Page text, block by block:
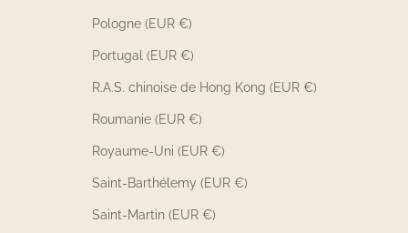
Pologne (EUR €)
Portugal (EUR €)
R.A.S. chinoise de Hong Kong (EUR €)
Roumanie (EUR €)
Royaume-Uni (EUR €)
Saint-Barthélemy (EUR €)
Saint-Martin (EUR €)